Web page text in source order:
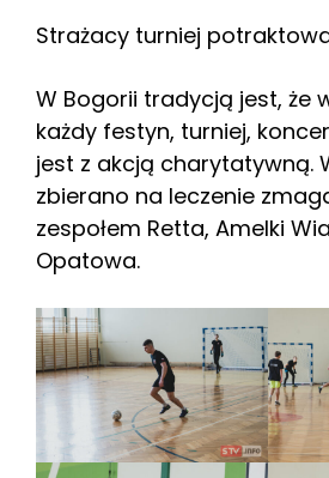
Strażacy turniej
W Bogorii tradycją jest, że
każdy festyn, turniej,
jest z akcją charytatywną.
zbierano na leczenie
zespołem Retta, Amelki
Opatowa.